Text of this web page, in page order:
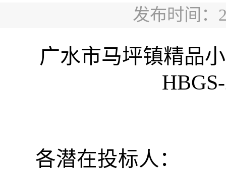
发布时间：
广水市马坪镇精品
各潜在投标人：